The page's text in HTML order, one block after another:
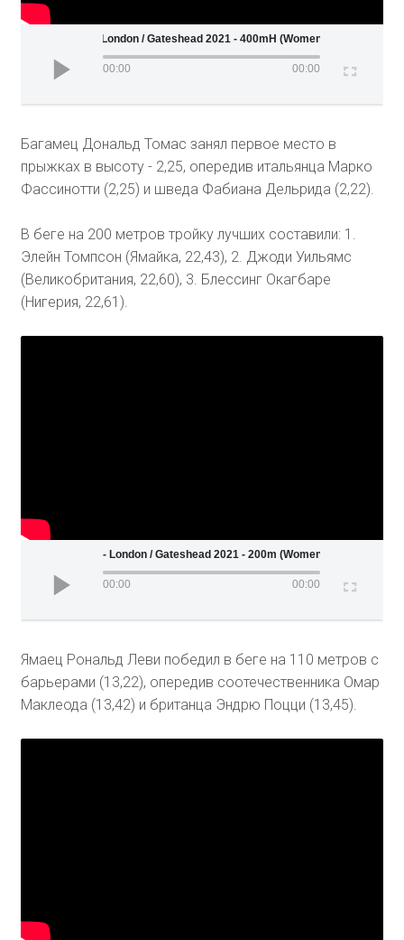
Wanda Diamond League - London / Gateshead 2021 - 400mH (Women)
00:00 00:00
Багамец Дональд Томас занял первое место в
прыжках в высоту - 2,25, опередив итальянца Марко
Фассинотти (2,25) и шведа Фабиана Дельрида (2,22).
В беге на 200 метров тройку лучших составили: 1.
Элейн Томпсон (Ямайка, 22,43), 2. Джоди Уильямс
(Великобритания, 22,60), 3. Блессинг Окагбаре
(Нигерия, 22,61).
Wanda Diamond League - London / Gateshead 2021 - 200m (Women)
00:00 00:00
Ямаец Рональд Леви победил в беге на 110 метров с
барьерами (13,22), опередив соотечественника Омар
Маклеода (13,42) и британца Эндрю Поцци (13,45).